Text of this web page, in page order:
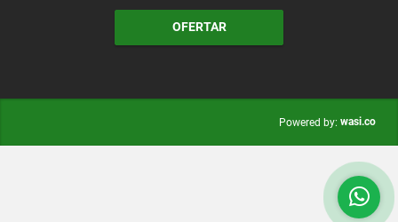
OFERTAR
Powered by: wasi.co